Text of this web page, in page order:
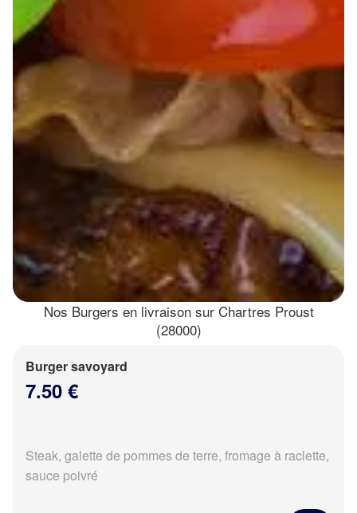
Nos Burgers en livraison sur Chartres Proust
(28000)
Burger savoyard
7.50 €
Steak, galette de pommes de terre, fromage à raclette,
sauce poivré